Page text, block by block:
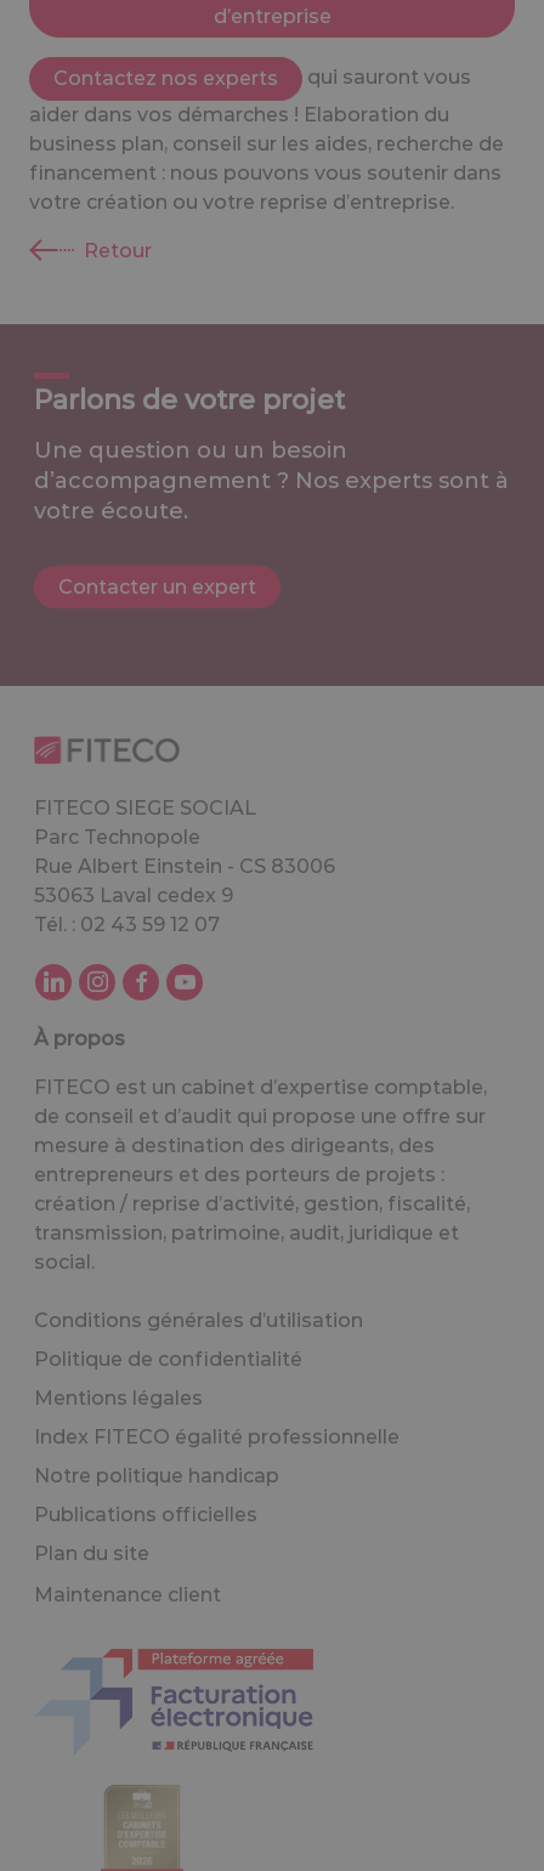
d’entreprise
Contactez nos experts
qui sauront vous
aider dans vos démarches ! Elaboration du
business plan, conseil sur les aides, recherche de
financement : nous pouvons vous soutenir dans
votre création ou votre reprise d’entreprise.
Retour
Parlons de votre projet
Une question ou un besoin
d’accompagnement ? Nos experts sont à
votre écoute.
Contacter un expert
FITECO SIEGE SOCIAL
Parc Technopole
Rue Albert Einstein - CS 83006
53063 Laval cedex 9
Tél. : 02 43 59 12 07
À propos
FITECO est un cabinet d’expertise comptable,
de conseil et d’audit qui propose une offre sur
mesure à destination des dirigeants, des
entrepreneurs et des porteurs de projets :
création / reprise d’activité, gestion, fiscalité,
transmission, patrimoine, audit, juridique et
social.
Conditions générales d’utilisation
Politique de confidentialité
Mentions légales
Index FITECO égalité professionnelle
Notre politique handicap
Publications officielles
Plan du site
Maintenance client